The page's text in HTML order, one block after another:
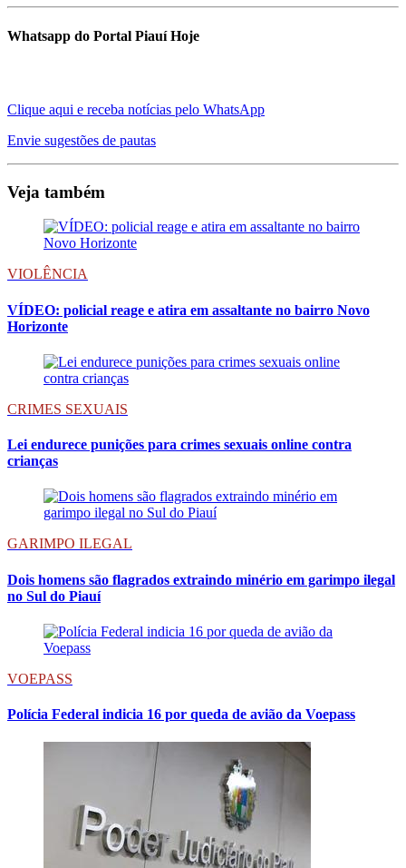
Whatsapp do Portal Piauí Hoje
Clique aqui e receba notícias pelo WhatsApp
Envie sugestões de pautas
Veja também
VIOLÊNCIA
VÍDEO: policial reage e atira em assaltante no bairro Novo
Horizonte
CRIMES SEXUAIS
Lei endurece punições para crimes sexuais online contra
crianças
GARIMPO ILEGAL
Dois homens são flagrados extraindo minério em garimpo ilegal
no Sul do Piauí
VOEPASS
Polícia Federal indicia 16 por queda de avião da Voepass